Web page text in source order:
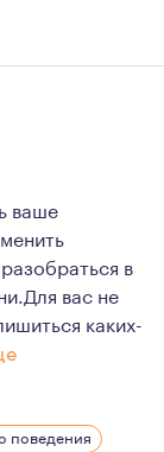
ваше
в
вас не
каких-
поведения